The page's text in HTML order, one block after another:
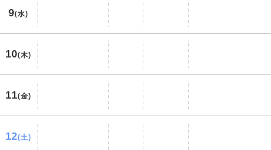
9(水)
10(木)
11(金)
12(土)